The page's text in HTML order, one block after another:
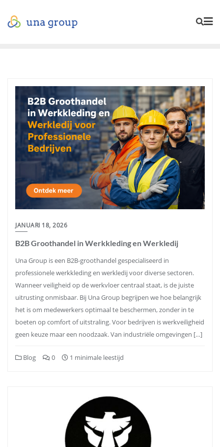
JANUARI 18, 2026
B2B Groothandel in Werkkleding en Werkledij
Una Group is een B2B-groothandel gespecialiseerd in
professionele werkkleding en werkledij voor diverse sectoren.
Wanneer veiligheid op de werkvloer centraal staat, is de juiste
uitrusting onmisbaar. Bij Una Group begrijpen we hoe belangrijk
het is om medewerkers optimaal te beschermen, zonder in te
boeten op comfort of uitstraling. Voor bedrijven is werkveiligheid
geen keuze maar een noodzaak. Van industriële omgevingen […]
Blog 0 1 minimale leestijd